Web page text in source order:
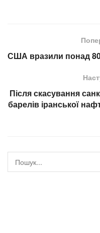
США вразили понад 80
Після скасування
барелів іранської